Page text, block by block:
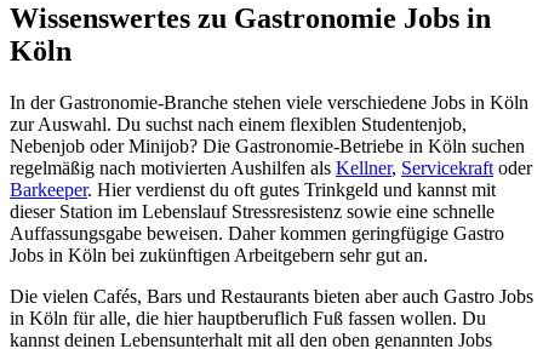
Wissenswertes zu Gastronomie Jobs in
Köln
In der Gastronomie-Branche stehen viele verschiedene Jobs in Köln
zur Auswahl. Du suchst nach einem flexiblen Studentenjob,
Nebenjob oder Minijob? Die Gastronomie-Betriebe in Köln suchen
regelmäßig nach motivierten Aushilfen als Kellner, Servicekraft oder
Barkeeper. Hier verdienst du oft gutes Trinkgeld und kannst mit
dieser Station im Lebenslauf Stressresistenz sowie eine schnelle
Auffassungsgabe beweisen. Daher kommen geringfügige Gastro
Jobs in Köln bei zukünftigen Arbeitgebern sehr gut an.
Die vielen Cafés, Bars und Restaurants bieten aber auch Gastro Jobs
in Köln für alle, die hier hauptberuflich Fuß fassen wollen. Du
kannst deinen Lebensunterhalt mit all den oben genannten Jobs